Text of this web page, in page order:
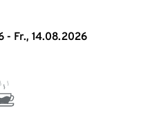
- Fr., 14.08.2026